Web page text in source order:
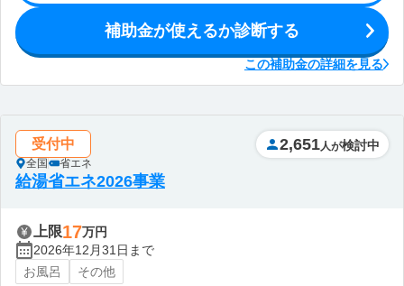
補助金が使えるか診断する
この補助金の詳細を見る
受付中
全国 省エネ
2,651 人が検討中
給湯省エネ2026事業
上限17万円
2026年12月31日まで
お風呂
その他